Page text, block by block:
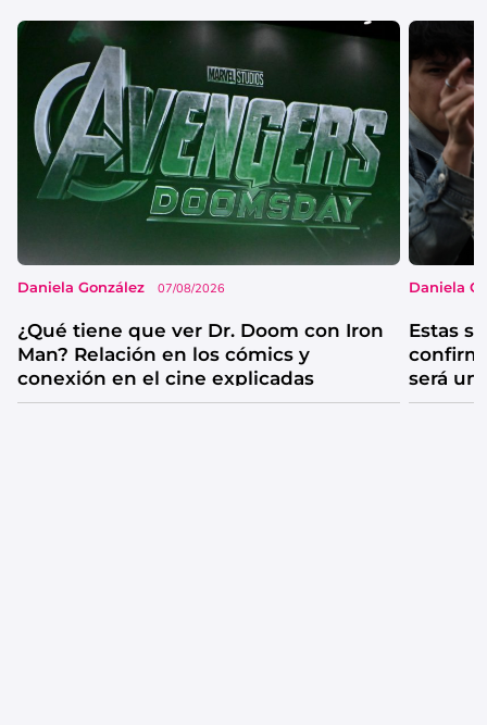
Daniela González 07/08/2026
¿Qué tiene que ver Dr. Doom con Iron
Man? Relación en los cómics y
conexión en el cine explicadas
Daniela
Estas
será